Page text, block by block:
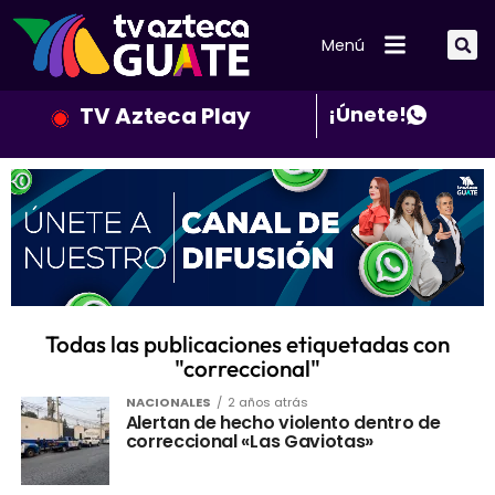
Menú
TV Azteca Play ¡Únete!
Todas las publicaciones etiquetadas con
"correccional"
NACIONALES 2 años atrás
Alertan de hecho violento dentro de
correccional «Las Gaviotas»